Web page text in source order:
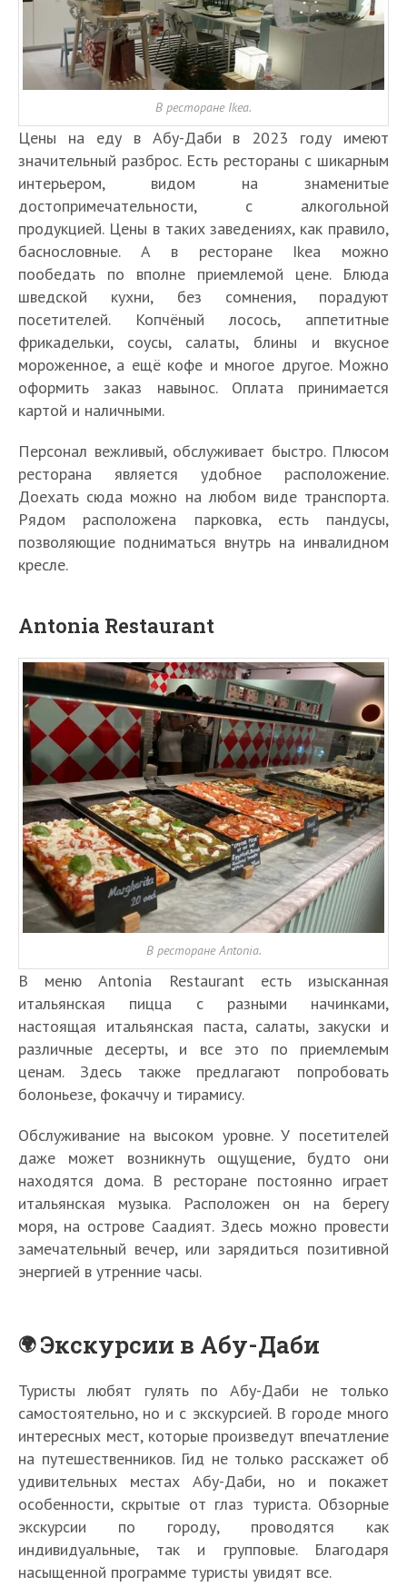
В ресторане Ikea.
Цены на еду в Абу-Даби в 2023 году имеют
значительный разброс. Есть рестораны с шикарным
интерьером, видом на знаменитые
достопримечательности, с алкогольной
продукцией. Цены в таких заведениях, как правило,
баснословные. А в ресторане Ikea можно
пообедать по вполне приемлемой цене. Блюда
шведской кухни, без сомнения, порадуют
посетителей. Копчёный лосось, аппетитные
фрикадельки, соусы, салаты, блины и вкусное
мороженное, а ещё кофе и многое другое. Можно
оформить заказ навынос. Оплата принимается
картой и наличными.
Персонал вежливый, обслуживает быстро. Плюсом
ресторана является удобное расположение.
Доехать сюда можно на любом виде транспорта.
Рядом расположена парковка, есть пандусы,
позволяющие подниматься внутрь на инвалидном
кресле.
Antonia Restaurant
В ресторане Antonia.
В меню Antonia Restaurant есть изысканная
итальянская пицца с разными начинками,
настоящая итальянская паста, салаты, закуски и
различные десерты, и все это по приемлемым
ценам. Здесь также предлагают попробовать
болоньезе, фокаччу и тирамису.
Обслуживание на высоком уровне. У посетителей
даже может возникнуть ощущение, будто они
находятся дома. В ресторане постоянно играет
итальянская музыка. Расположен он на берегу
моря, на острове Саадият. Здесь можно провести
замечательный вечер, или зарядиться позитивной
энергией в утренние часы.
Экскурсии в Абу-Даби
Туристы любят гулять по Абу-Даби не только
самостоятельно, но и с экскурсией. В городе много
интересных мест, которые произведут впечатление
на путешественников. Гид не только расскажет об
удивительных местах Абу-Даби, но и покажет
особенности, скрытые от глаз туриста. Обзорные
экскурсии по городу, проводятся как
индивидуальные, так и групповые. Благодаря
насыщенной программе туристы увидят все.